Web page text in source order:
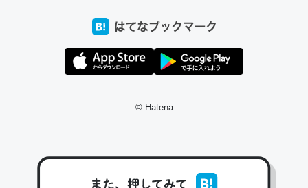
34
─たまにLINEするくらいだった遠方の父67歳と僕。ITツール導入で
© Hatena